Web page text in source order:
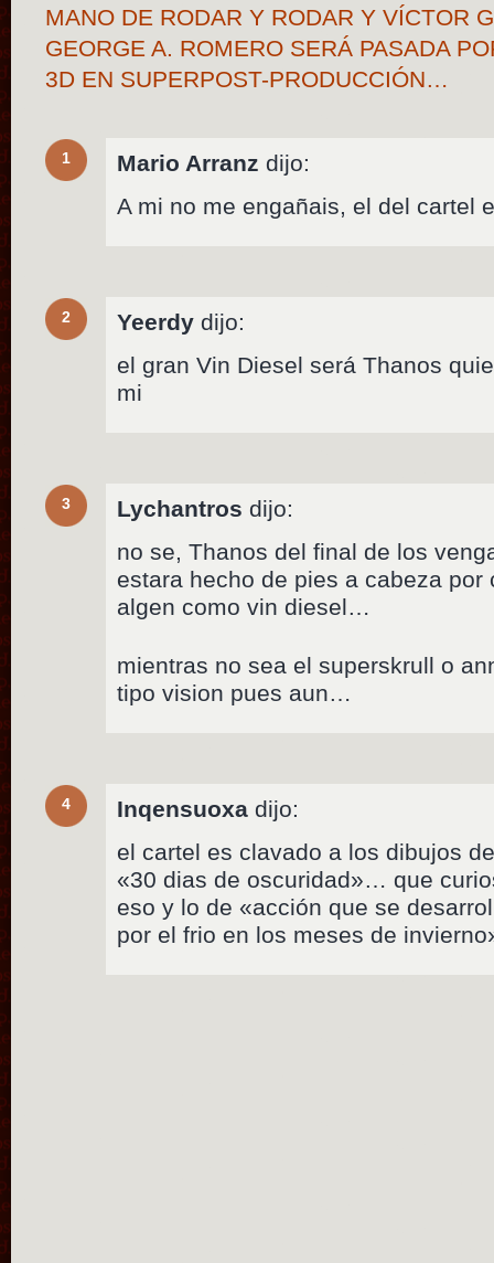
MANO DE RODAR Y RODAR Y VÍCTOR
GEORGE A. ROMERO SERÁ PASADA
3D EN SUPERPOST-PRODUCCIÓN…
1 Mario Arranz dijo:
A mi no me engañais, el del cartel
2 Yeerdy dijo:
el gran Vin Diesel será Thanos
mi
3 Lychantros dijo:
no se, Thanos del final de los
estara hecho de pies a cabeza por
algen como vin diesel…
mientras no sea el superskrull o
tipo vision pues aun…
4 Inqensuoxa dijo:
el cartel es clavado a los dibujos
«30 dias de oscuridad»… que
eso y lo de «acción que se
por el frio en los meses de